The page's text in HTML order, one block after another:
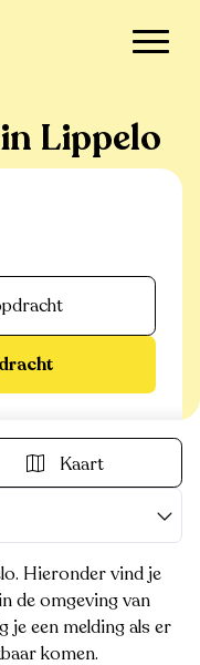
Lippelo
Kaart
Hieronder vind je
de omgeving van
je een melding als er
komen.